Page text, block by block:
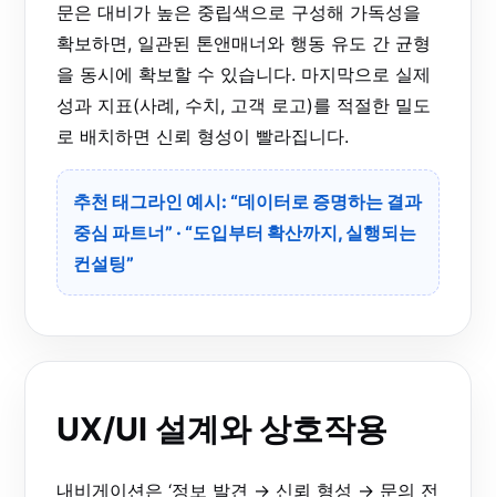
문은 대비가 높은 중립색으로 구성해 가독성을
확보하면, 일관된 톤앤매너와 행동 유도 간 균형
을 동시에 확보할 수 있습니다. 마지막으로 실제
성과 지표(사례, 수치, 고객 로고)를 적절한 밀도
로 배치하면 신뢰 형성이 빨라집니다.
추천 태그라인 예시: “데이터로 증명하는 결과
중심 파트너” · “도입부터 확산까지, 실행되는
컨설팅”
UX/UI 설계와 상호작용
내비게이션은 ‘정보 발견 → 신뢰 형성 → 문의 전